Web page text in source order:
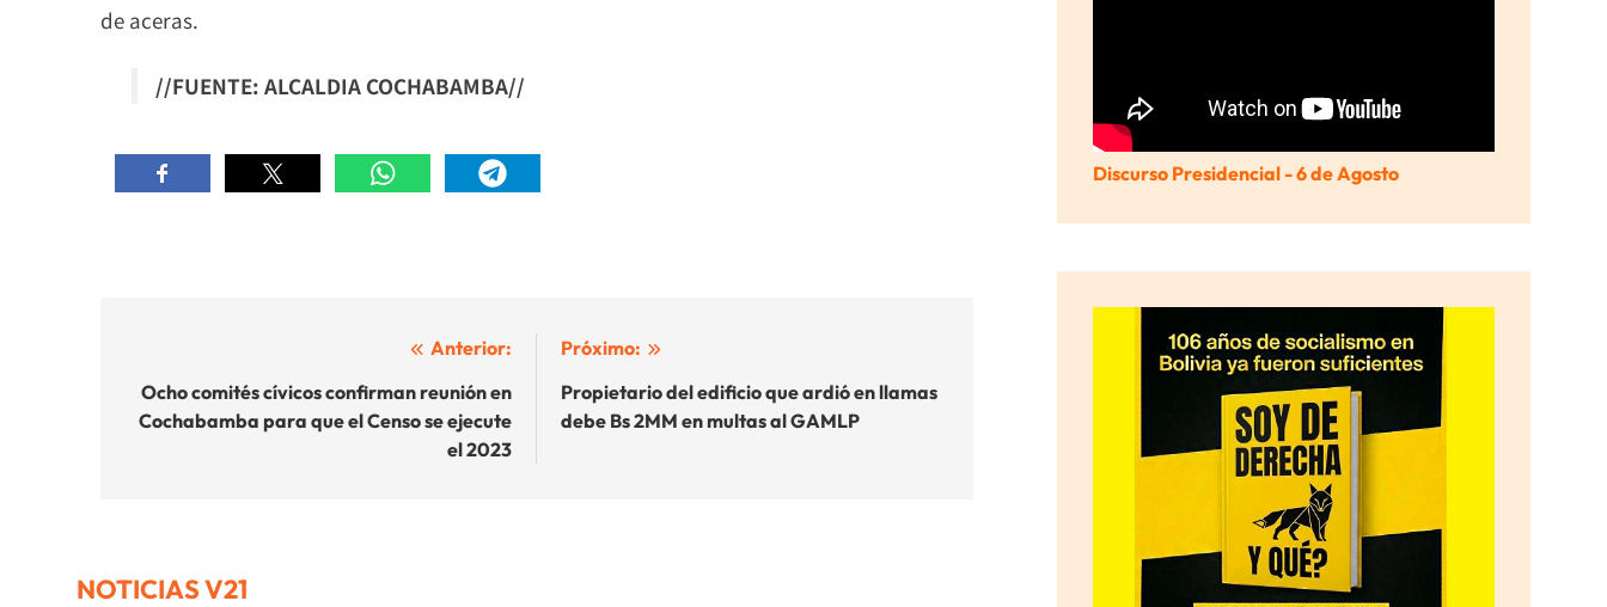
de aceras.
//FUENTE: ALCALDIA COCHABAMBA//
de
entradas
Anterior:
Ocho comités cívicos confirman reunión en
Cochabamba para que el Censo se ejecute
el 2023
Próximo:
Propietario del edificio que ardió en llamas
debe Bs 2MM en multas al GAMLP
NOTICIAS V21
Discurso Presidencial - 6 de Agosto